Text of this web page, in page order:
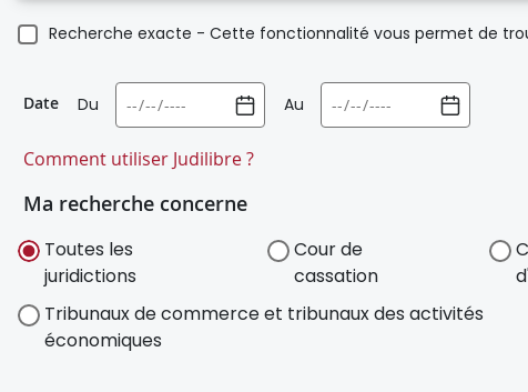
Recherche exacte - Cette fonctionnalité vous permet de
Date Du Au
Comment utiliser Judilibre ?
Ma recherche concerne
Toutes les
juridictions
Cour de
cassation
Tribunaux de commerce et tribunaux des activités
économiques